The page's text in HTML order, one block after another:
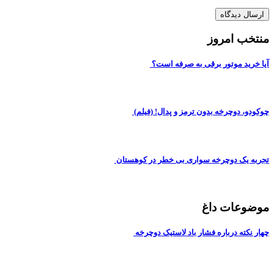
منتخب امروز
آیا خرید موتور برقی به صرفه است؟
چوکودو، دوچرخه بدون ترمز و پدال! (فیلم)
تجربه یک دوچرخه سواری بی خطر در کوهستان
موضوعات داغ
چهار نکته درباره فشار باد لاستیک دوچرخه